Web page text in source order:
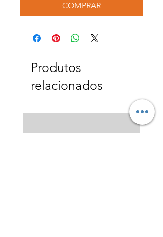
COMPRAR
Produtos
relacionados